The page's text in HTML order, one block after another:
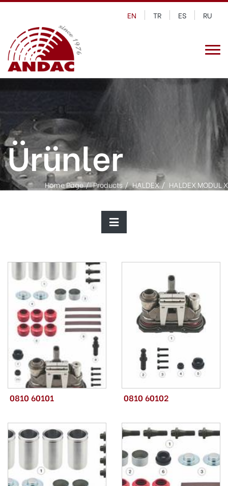
EN TR ES RU
Ürünler
Home Page Products HALDEX HALDEX MODUL X
0810 60101 0810 60102